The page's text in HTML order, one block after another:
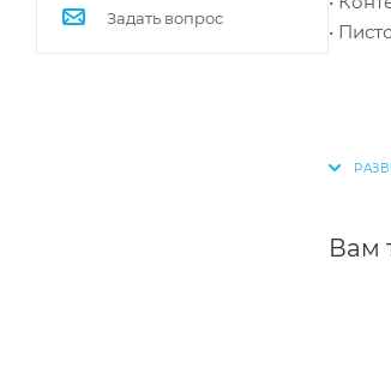
•
Вам
Задать вопрос